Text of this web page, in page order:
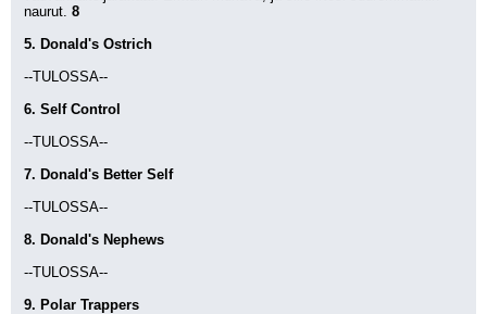
naurut. 8
5. Donald's Ostrich
--TULOSSA--
6. Self Control
--TULOSSA--
7. Donald's Better Self
--TULOSSA--
8. Donald's Nephews
--TULOSSA--
9. Polar Trappers